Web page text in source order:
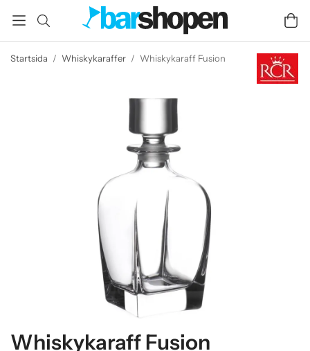
Startsida / Whiskykaraffer / Whiskykaraff Fusion
Whiskykaraff Fusion